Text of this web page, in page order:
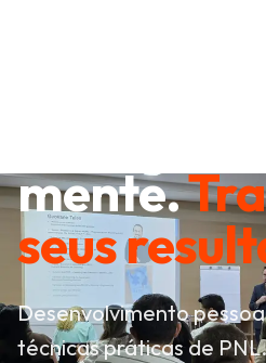
mente.
seus
Desenvolvimento
técnicas práticas de PNL.